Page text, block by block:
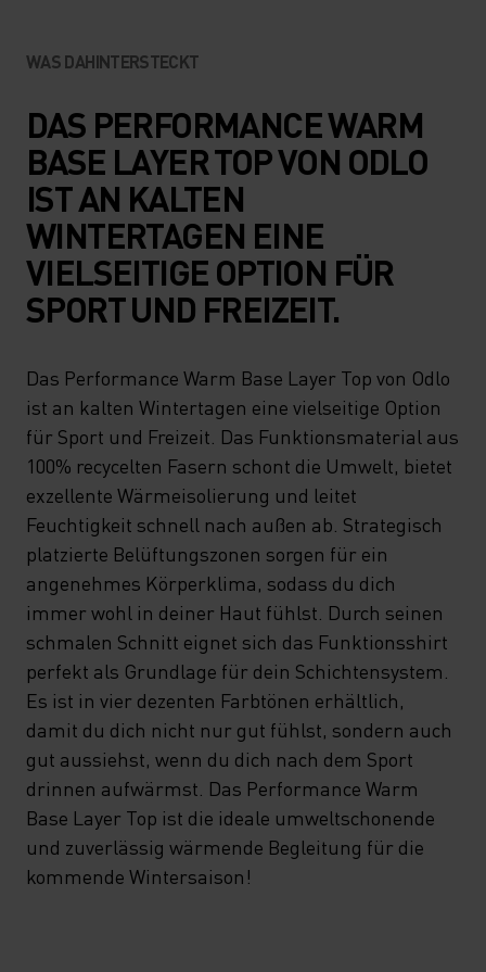
WAS DAHINTERSTECKT
DAS PERFORMANCE WARM
BASE LAYER TOP VON ODLO
IST AN KALTEN
WINTERTAGEN EINE
VIELSEITIGE OPTION FÜR
SPORT UND FREIZEIT.
Das Performance Warm Base Layer Top von Odlo
ist an kalten Wintertagen eine vielseitige Option
für Sport und Freizeit. Das Funktionsmaterial aus
100% recycelten Fasern schont die Umwelt, bietet
exzellente Wärmeisolierung und leitet
Feuchtigkeit schnell nach außen ab. Strategisch
platzierte Belüftungszonen sorgen für ein
angenehmes Körperklima, sodass du dich
immer wohl in deiner Haut fühlst. Durch seinen
schmalen Schnitt eignet sich das Funktionsshirt
perfekt als Grundlage für dein Schichtensystem.
Es ist in vier dezenten Farbtönen erhältlich,
damit du dich nicht nur gut fühlst, sondern auch
gut aussiehst, wenn du dich nach dem Sport
drinnen aufwärmst. Das Performance Warm
Base Layer Top ist die ideale umweltschonende
und zuverlässig wärmende Begleitung für die
kommende Wintersaison!